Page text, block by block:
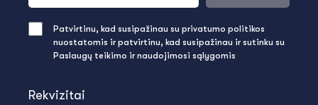
Rekvizitai
Patvirtinu, kad susipažinau su privatumo politikos
nuostatomis ir patvirtinu, kad susipažinau ir sutinku su
Paslaugų teikimo ir naudojimosi sąlygomis